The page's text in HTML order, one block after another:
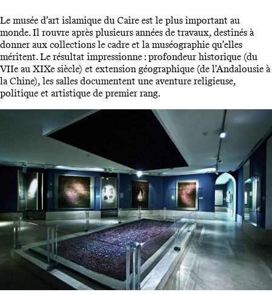
Le musée d’art islamique du Caire est le plus important au
monde. Il rouvre après plusieurs années de travaux, destinés à
donner aux collections le cadre et la muséographie qu’elles
méritent. Le résultat impressionne : profondeur historique (du
VIIe au XIXe siècle) et extension géographique (de l’Andalousie à
la Chine), les salles documentent une aventure religieuse,
politique et artistique de premier rang.